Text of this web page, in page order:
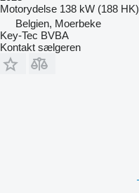
Motorydelse 138 kW (188 HK)
Belgien, Moerbeke
Key-Tec BVBA
Kontakt sælgeren